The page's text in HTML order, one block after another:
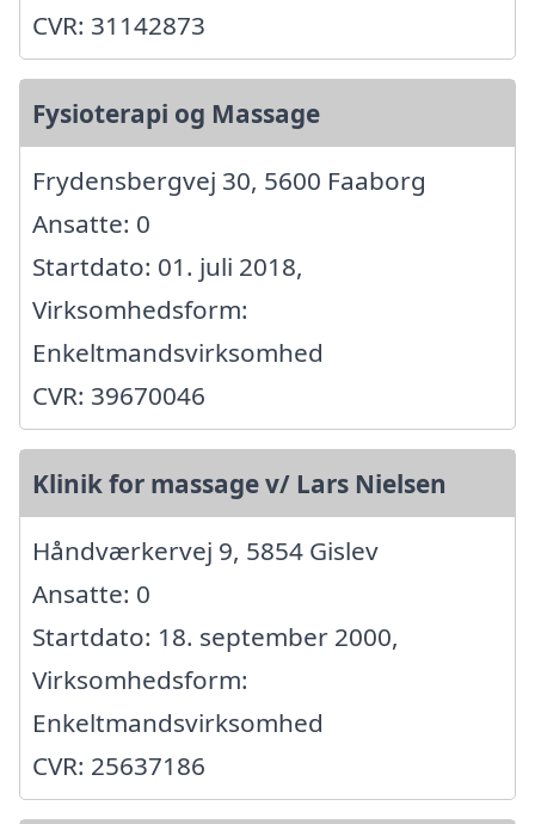
CVR: 31142873
Fysioterapi og Massage
Frydensbergvej 30, 5600 Faaborg
Ansatte: 0
Startdato: 01. juli 2018,
Virksomhedsform:
Enkeltmandsvirksomhed
CVR: 39670046
Klinik for massage v/ Lars Nielsen
Håndværkervej 9, 5854 Gislev
Ansatte: 0
Startdato: 18. september 2000,
Virksomhedsform:
Enkeltmandsvirksomhed
CVR: 25637186